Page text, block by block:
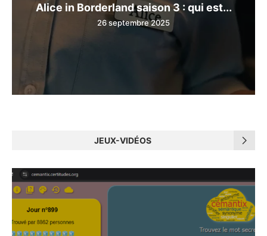
Alice in Borderland saison 3 : qui est...
26 septembre 2025
JEUX-VIDÉOS